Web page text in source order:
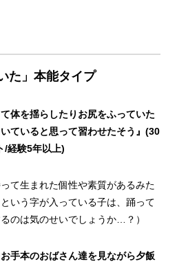
た」本能タイプ
体を揺らしたりお尻をふっていた
ていると思って習わせたそう』(30
/経験5年以上)
て生まれた個性や素質があるみた
いう字が入っている子は、踊って
のは気のせいでしょうか…？）
手本のおばさん達を見ながら夕飯